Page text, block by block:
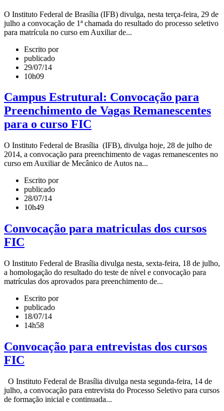
O Instituto Federal de Brasília (IFB) divulga, nesta terça-feira, 29 de
julho a convocação de 1ª chamada do resultado do processo seletivo
para matrícula no curso em Auxiliar de...
Escrito por
publicado
29/07/14
10h09
Campus Estrutural: Convocação para
Preenchimento de Vagas Remanescentes
para o curso FIC
O Instituto Federal de Brasília (IFB), divulga hoje, 28 de julho de
2014, a convocação para preenchimento de vagas remanescentes no
curso em Auxiliar de Mecânico de Autos na...
Escrito por
publicado
28/07/14
10h49
Convocação para matriculas dos cursos
FIC
O Instituto Federal de Brasília divulga nesta, sexta-feira, 18 de julho,
a homologação do resultado do teste de nível e convocação para
matrículas dos aprovados para preenchimento de...
Escrito por
publicado
18/07/14
14h58
Convocação para entrevistas dos cursos
FIC
O Instituto Federal de Brasília divulga nesta segunda-feira, 14 de
julho, a convocação para entrevista do Processo Seletivo para cursos
de formação inicial e continuada...